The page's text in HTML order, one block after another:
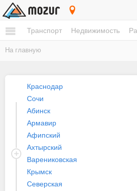
Транспорт Недвижимость
На главную
Краснодар
Сочи
Абинск
Армавир
Афипский
Ахтырский
Варениковская
Крымск
Северская